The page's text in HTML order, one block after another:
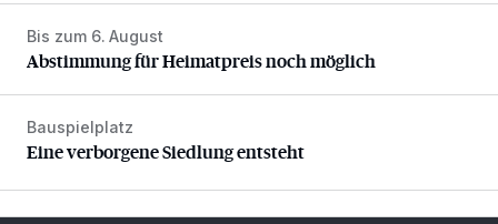
Abstimmung für Heimatpreis noch möglich
Bis zum 6. August
Abstimmung für Heimatpreis noch möglich
Eine verborgene Siedlung entsteht
Bauspielplatz
Eine verborgene Siedlung entsteht